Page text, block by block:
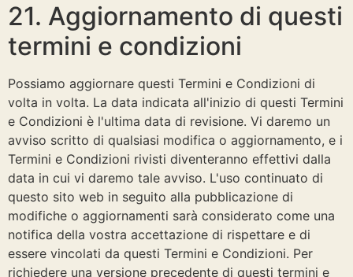
21. Aggiornamento di questi
termini e condizioni
Possiamo aggiornare questi Termini e Condizioni di
volta in volta. La data indicata all'inizio di questi Termini
e Condizioni è l'ultima data di revisione. Vi daremo un
avviso scritto di qualsiasi modifica o aggiornamento, e i
Termini e Condizioni rivisti diventeranno effettivi dalla
data in cui vi daremo tale avviso. L'uso continuato di
questo sito web in seguito alla pubblicazione di
modifiche o aggiornamenti sarà considerato come una
notifica della vostra accettazione di rispettare e di
essere vincolati da questi Termini e Condizioni. Per
richiedere una versione precedente di questi termini e